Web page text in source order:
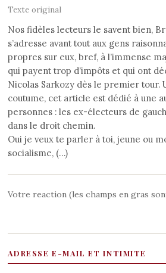
Texte original
Nos fidèles lecteurs le savent bien,
s’adresse avant tout aux gens
propres sur eux, bref, à l’immense
qui payent trop d’impôts et qui ont
Nicolas Sarkozy dès le premier tour.
coutume, cet article est dédié à une
personnes : les ex-électeurs de
dans le droit chemin.
Oui je veux te parler à toi, jeune ou
socialisme, (…)
Votre reaction (les champs en gras
ADRESSE E-MAIL ET INTIMITE